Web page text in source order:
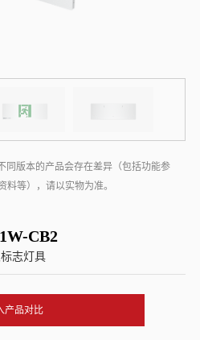
同版本的产品会存在差异（包括功能参
料等），请以实物为准。
CB2
志灯具
产品对比